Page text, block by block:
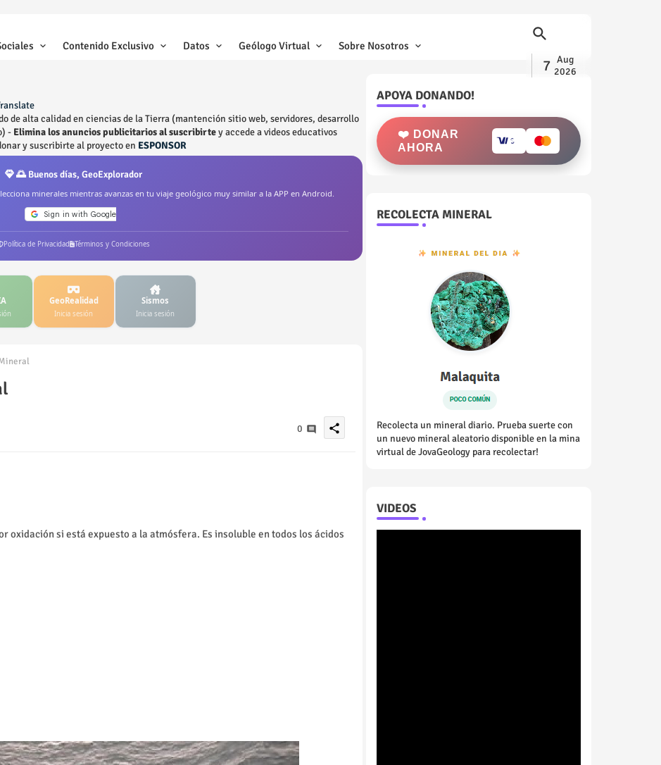
Contenido Exclusivo Datos Geólogo Virtual Sobre Nosotros
7 Aug
2026
de alta calidad en ciencias de la Tierra (mantención sitio web, servidores, desarrollo
- Elimina los anuncios publicitarios al suscribirtey accede a videos educativos
y suscribirte al proyecto en ESPONSOR
🌅 Buenos días, GeoExplorador
minerales mientras avanzas en tu viaje geológico muy similar a la APP en Android.
Política de Privacidad Términos y Condiciones
GeoRealidad
Inicia sesión
Sismos
Inicia sesión
0 share
oxidación si está expuesto a la atmósfera. Es insoluble en todos los ácidos
APOYA DONANDO!
❤️ DONAR
AHORA
RECOLECTA MINERAL
Recolecta un mineral diario. Prueba suerte con
un nuevo mineral aleatorio disponible en la mina
virtual de JovaGeology para recolectar!
VIDEOS